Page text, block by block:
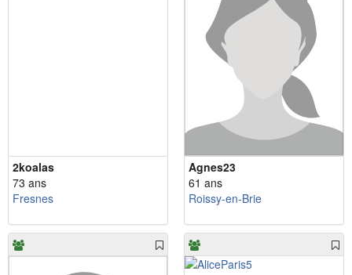
2koalas
73 ans
Fresnes
Agnes23
61 ans
Roissy-en-Brie